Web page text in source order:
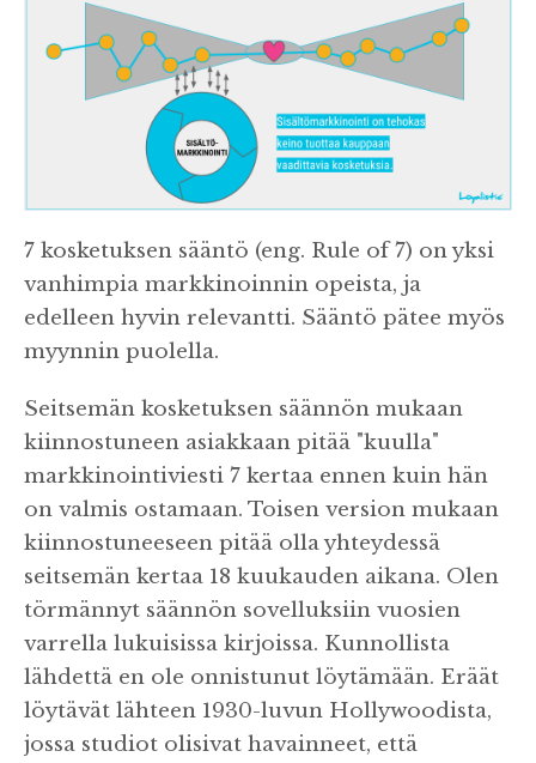
7 kosketuksen sääntö (eng. Rule of 7) on yksi
vanhimpia markkinoinnin opeista, ja
edelleen hyvin relevantti. Sääntö pätee myös
myynnin puolella.
Seitsemän kosketuksen säännön mukaan
kiinnostuneen asiakkaan pitää "kuulla"
markkinointiviesti 7 kertaa ennen kuin hän
on valmis ostamaan. Toisen version mukaan
kiinnostuneeseen pitää olla yhteydessä
seitsemän kertaa 18 kuukauden aikana. Olen
törmännyt säännön sovelluksiin vuosien
varrella lukuisissa kirjoissa. Kunnollista
lähdettä en ole onnistunut löytämään. Eräät
löytävät lähteen 1930-luvun Hollywoodista,
jossa studiot olisivat havainneet, että